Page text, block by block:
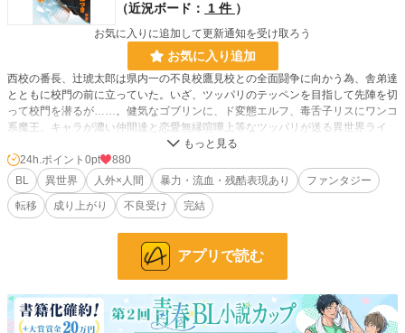
（近況ボード：
1 件 ）
お気に入りに追加して更新通知を受け取ろう
お気に入り追加
西校の番長、辻琥太郎は県内一の不良校鷹見校との全面闘争に向かう為、舎弟達
とともに校門の前に立っていた。いざ、ツッパリのテッペンを目指して先陣を切
って校門を潜るが……。健気なゴブリンに、ド変態エルフ、毒舌子リスにワンコ
系魔王。キャラが濃い仲間達と恋愛無縁喧嘩上等なツッパリが送る異世界ライ
フ。※注意※本作はBLとして書いてます。予告なしにそういうシーンが入りま
す。
小説 228,755 位 / 228,755 件
31,415 位 / 31,415 件
24h.ポイント 0 pt
文字数 301,496
24h.ポイント 0pt
880
BL
異世界 人外×人間 暴力・流血・残酷表現あり
ファンタジー
転移
成り上がり 不良受け 完結
アプリで読む